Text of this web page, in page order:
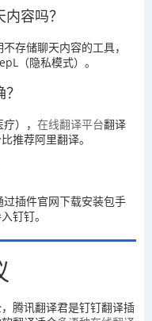
容吗？
存储聊天内容的工具，
（隐私模式）。
）， 在线翻译平台翻译
推荐阿里翻译。
插件官网下载安装包手
钉钉。
腾讯翻译君是钉钉翻译插